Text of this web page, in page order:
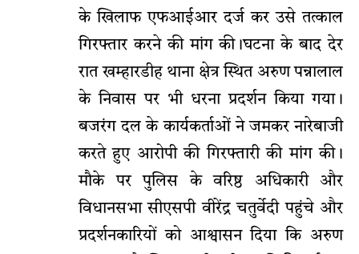
के खिलाफ एफआईआर दर्ज कर उसे तत्काल
गिरफ्तार करने की मांग की।घटना के बाद देर
रात खम्हारडीह थाना क्षेत्र स्थित अरुण पन्नालाल
के निवास पर भी धरना प्रदर्शन किया गया।
बजरंग दल के कार्यकर्ताओं ने जमकर नारेबाजी
करते हुए आरोपी की गिरफ्तारी की मांग की।
मौके पर पुलिस के वरिष्ठ अधिकारी और
विधानसभा सीएसपी वीरेंद्र चतुर्वेदी पहुंचे और
प्रदर्शनकारियों को आश्वासन दिया कि अरुण